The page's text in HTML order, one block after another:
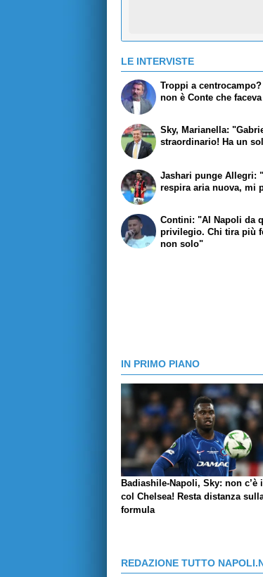
LE INTERVISTE
Troppi a
non è Conte che
Sky, Marianella:
straordinario! Ha un
Jashari punge Allegri:
respira aria nuova, mi
Contini: "Al Napoli da
privilegio. Chi tira più
non solo"
IN PRIMO PIANO
Badiashile-Napoli, Sky: non c’è
col Chelsea! Resta distanza
formula
REDAZIONE TUTTO